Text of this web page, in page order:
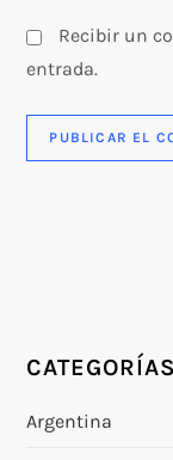
Recibir un
entrada.
CATEGORÍAS
Argentina